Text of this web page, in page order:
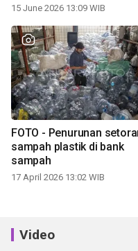
15 June 2026 13:09 WIB
FOTO - Penurunan
sampah plastik di bank
sampah
17 April 2026 13:02 WIB
Video